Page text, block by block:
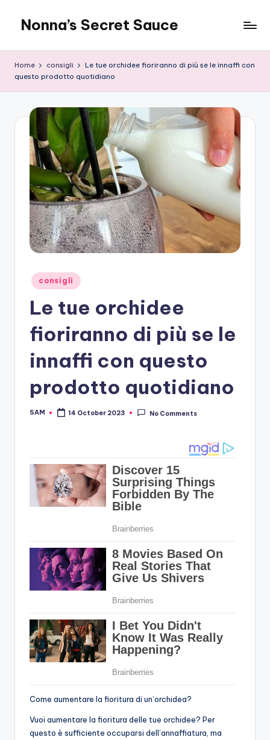
content
Nonna’s Secret Sauce
Home consigli
Le tue orchidee fioriranno di più se le innaffi con
questo prodotto quotidiano
Posted
in
consigli
Le tue orchidee
fioriranno di più se le
innaffi con questo
prodotto quotidiano
Posted
SAM 14 October 2023 No Comments
Come aumentare la fioritura di un’orchidea?
Vuoi aumentare la fioritura delle tue orchidee? Per
questo è sufficiente occuparsi dell’annaffiatura, ma